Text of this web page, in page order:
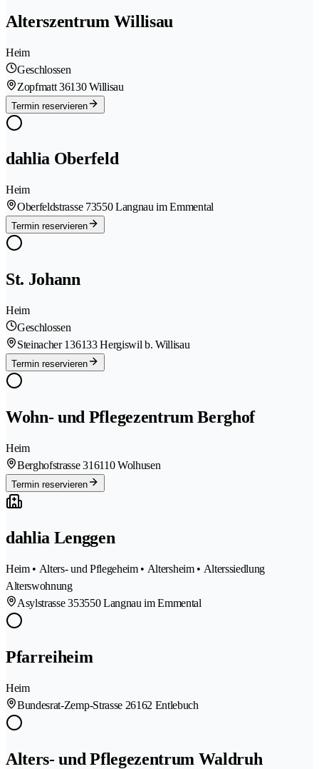
Alterszentrum Willisau
Heim
Geschlossen
Zopfmatt 36130 Willisau
Termin reservieren
dahlia Oberfeld
Heim
Oberfeldstrasse 73550 Langnau im Emmental
Termin reservieren
St. Johann
Heim
Geschlossen
Steinacher 136133 Hergiswil b. Willisau
Termin reservieren
Wohn- und Pflegezentrum Berghof
Heim
Berghofstrasse 316110 Wolhusen
Termin reservieren
dahlia Lenggen
Heim • Alters- und Pflegeheim • Altersheim • Alterssiedlung
Alterswohnung
Asylstrasse 353550 Langnau im Emmental
Pfarreiheim
Heim
Bundesrat-Zemp-Strasse 26162 Entlebuch
Alters- und Pflegezentrum Waldruh